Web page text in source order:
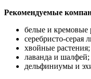
Рекомендуемые
белые и кремовые
серебристо‑серая
хвойные растения;
лаванда и шалфей;
дельфиниумы и